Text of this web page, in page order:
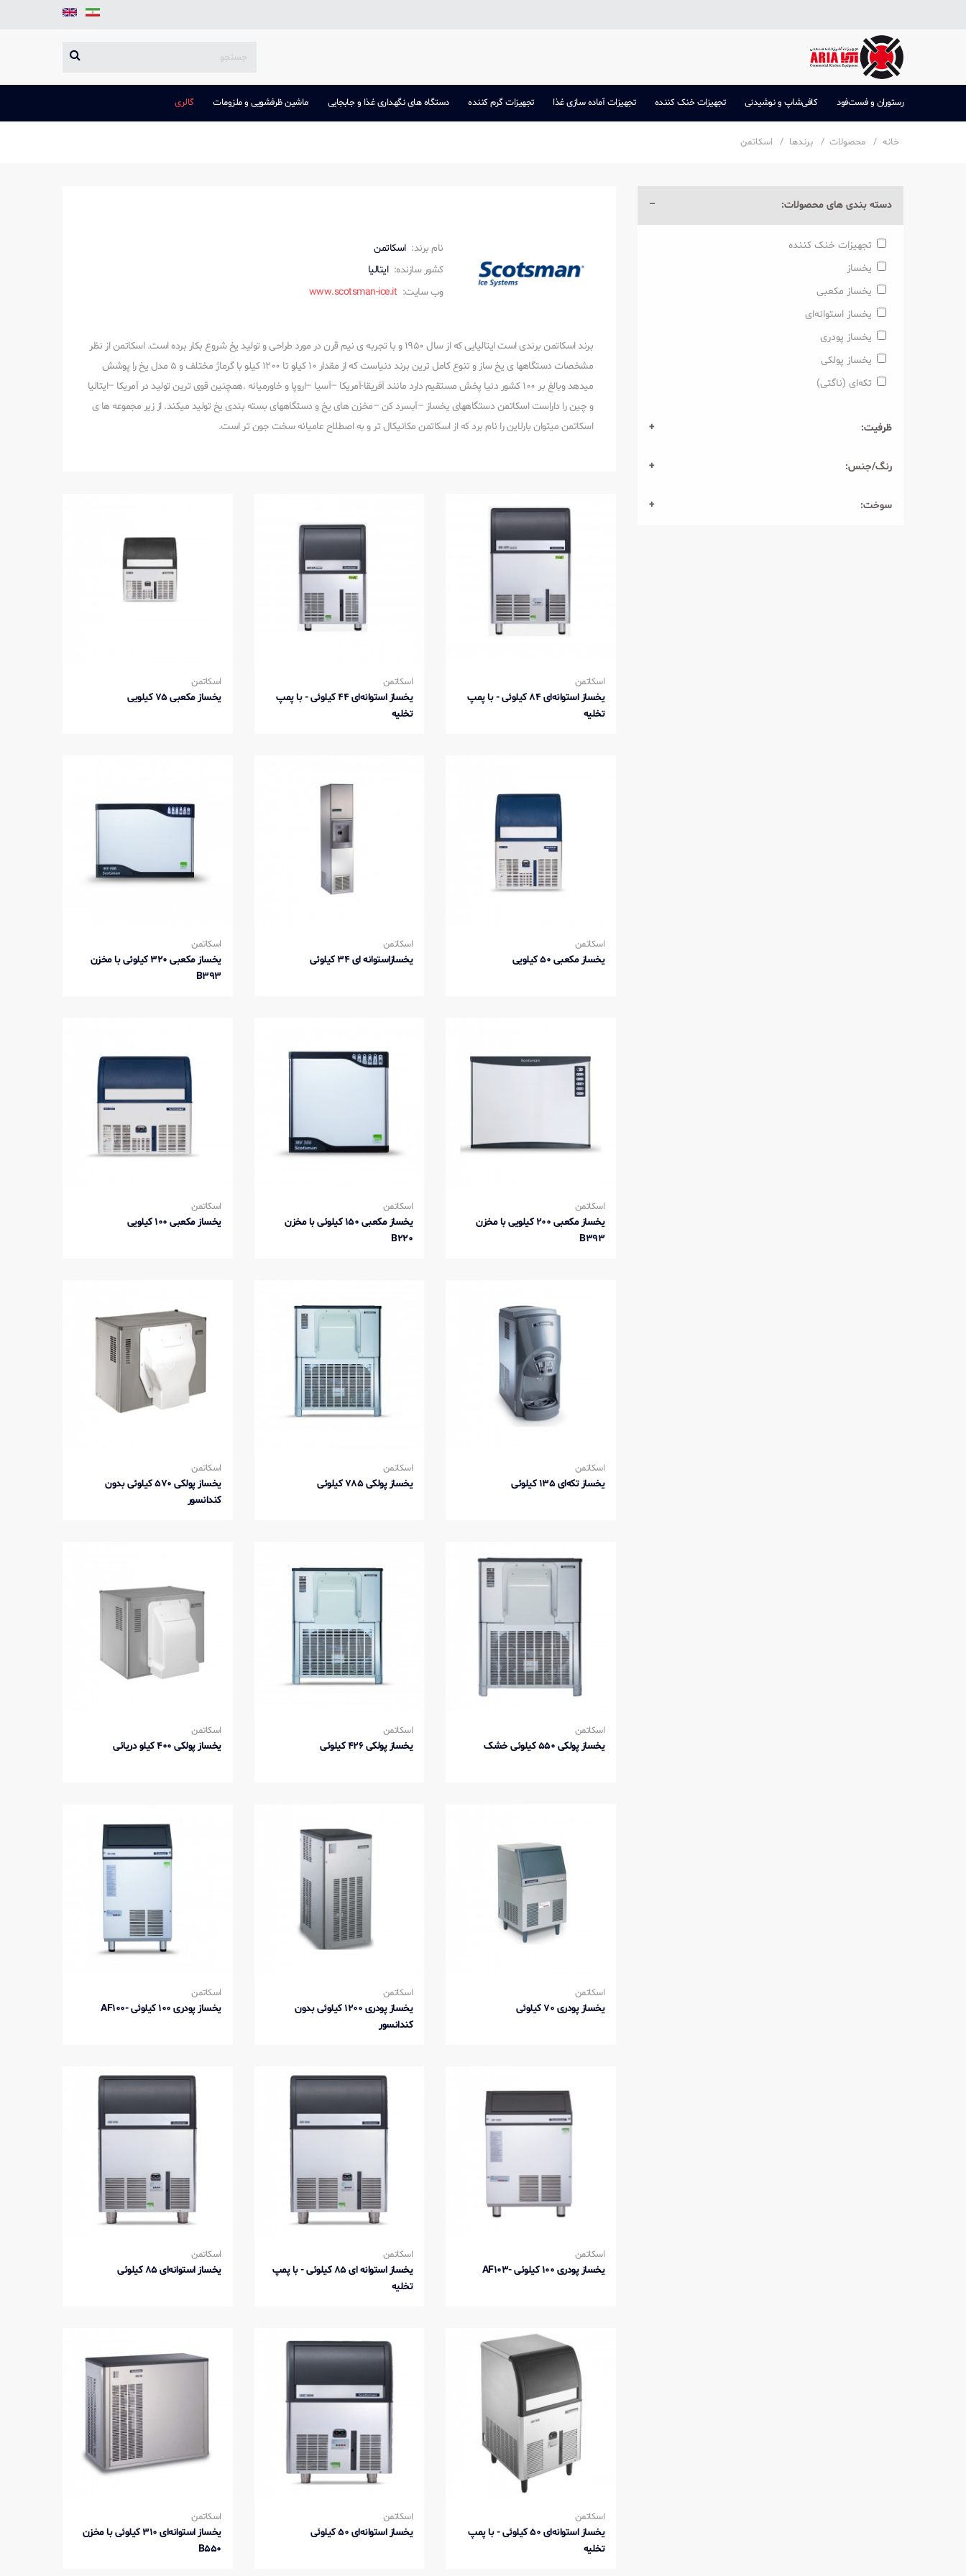
رستوران و فست‌فود کافی‌شاپ و نوشیدنی تجهیزات خنک کننده تجهیزات آماده سازی غذا تجهیزات گرم کننده دستگاه های نگهداری غذا و جابجایی ماشین ظرفشویی و ملزومات گالری
خانه محصولات برندها اسکاتمن
دسته بندی های محصولات:
تجهیزات خنک کننده
یخساز
یخساز مکعبی
یخساز استوانه‌ای
یخساز پودری
یخساز پولکی
تکه‌ای (ناگتی)
ظرفیت:
رنگ/جنس:
سوخت:
نام برند: اسکاتمن
کشور سازنده: ایتالیا
وب سایت: www.scotsman-ice.it
برند اسکاتمن برندی است ایتالیایی که از سال 1950 و با تجربه ی نیم قرن در مورد طراحی و تولید یخ شروع بکار برده است. اسکاتمن از نظر
مشخصات دستگاهها ی یخ ساز و تنوع کامل ترین برند دنیاست که از مقدار 10 کیلو تا 1200 کیلو با گرماژ مختلف و 5 مدل یخ را پوشش
میدهد وبالغ بر 100 کشور دنیا پخش مستقیم دارد مانند آفریقا-آمریکا –آسیا –اروپا و خاورمیانه .همچنین قوی ترین تولید در آمریکا –ایتالیا
و چین را داراست اسکاتمن دستگاههای یخساز –آبسرد کن –مخزن های یخ و دستگاههای بسته بندی یخ تولید میکند. از زیر مجموعه ها ی
اسکاتمن میتوان بارلاین را نام برد که از اسکاتمن مکانیکال تر و به اصطلاح عامیانه سخت جون تر است.
اسکاتمن
یخساز استوانه‌ای 84 کیلوئی - با پمپ
تخلیه
اسکاتمن
یخساز استوانه‌ای 44 کیلوئی - با پمپ
تخلیه
اسکاتمن
یخساز مکعبی 75 کیلویی
اسکاتمن
یخساز مکعبی 50 کیلویی
اسکاتمن
یخسازاستوانه ای 34 کیلوئی
اسکاتمن
یخساز مکعبی 320 کیلوئی با مخزن
B393
اسکاتمن
یخساز مکعبی 200 کیلویی با مخزن
B393
اسکاتمن
یخساز مکعبی 150 کیلوئی با مخزن
B220
اسکاتمن
یخساز مکعبی 100 کیلویی
اسکاتمن
یخساز تکه‌ای 135 کیلوئی
اسکاتمن
یخساز پولکی 785 کیلوئی
اسکاتمن
یخساز پولکی 570 کیلوئی بدون
کندانسور
اسکاتمن
یخساز پولکی 550 کیلوئی خشک
اسکاتمن
یخساز پولکی 426 کیلوئی
اسکاتمن
یخساز پولکی 400 کیلو دریائی
اسکاتمن
یخساز پودری 70 کیلوئی
اسکاتمن
یخساز پودری 1200 کیلوئی بدون
کندانسور
اسکاتمن
یخساز پودری 100 کیلوئی -AF100
اسکاتمن
یخساز پودری 100 کیلوئی -AF103
اسکاتمن
یخساز استوانه ای 85 کیلوئی - با پمپ
تخلیه
اسکاتمن
یخساز استوانه‌ای 85 کیلوئی
اسکاتمن
یخساز استوانه‌ای 50 کیلوئی - با پمپ
تخلیه
اسکاتمن
یخساز استوانه‌ای 50 کیلوئی
اسکاتمن
یخساز استوانه‌ای 310 کیلوئی با مخزن
B550